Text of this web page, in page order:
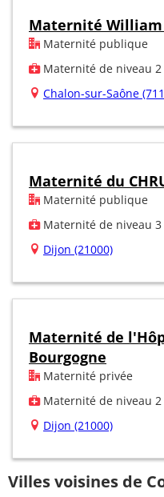
Maternité
Maternité publique
Maternité de niveau 2
Chalon-sur-Saône
Maternité du
Maternité publique
Maternité de niveau 3
Dijon (21000)
Maternité de
Bourgogne
Maternité privée
Maternité de niveau 2
Dijon (21000)
Villes voisines de